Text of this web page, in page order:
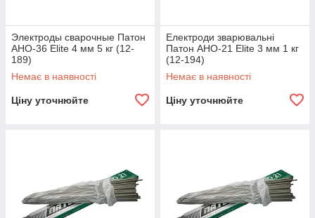
Электроды сварочные Патон
АНО-36 Elite 4 мм 5 кг (12-
189)
Немає в наявності
Ціну уточнюйте
Електроди зварювальні
Патон АНО-21 Elite 3 мм 1 кг
(12-194)
Немає в наявності
Ціну уточнюйте